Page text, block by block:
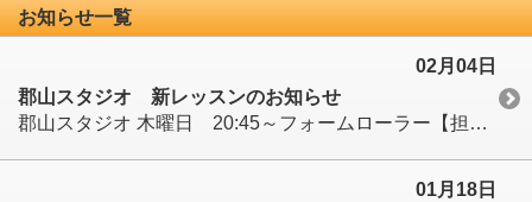
お知らせ一覧
02月04日
郡山スタジオ 新レッスンのお知らせ
郡山スタジオ 木曜日 20:45～フォームローラー【担当Kazuko】が始まります！
01月18日